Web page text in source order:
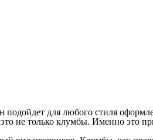
подойдет для любого стиля
не только клумбы. Именно это